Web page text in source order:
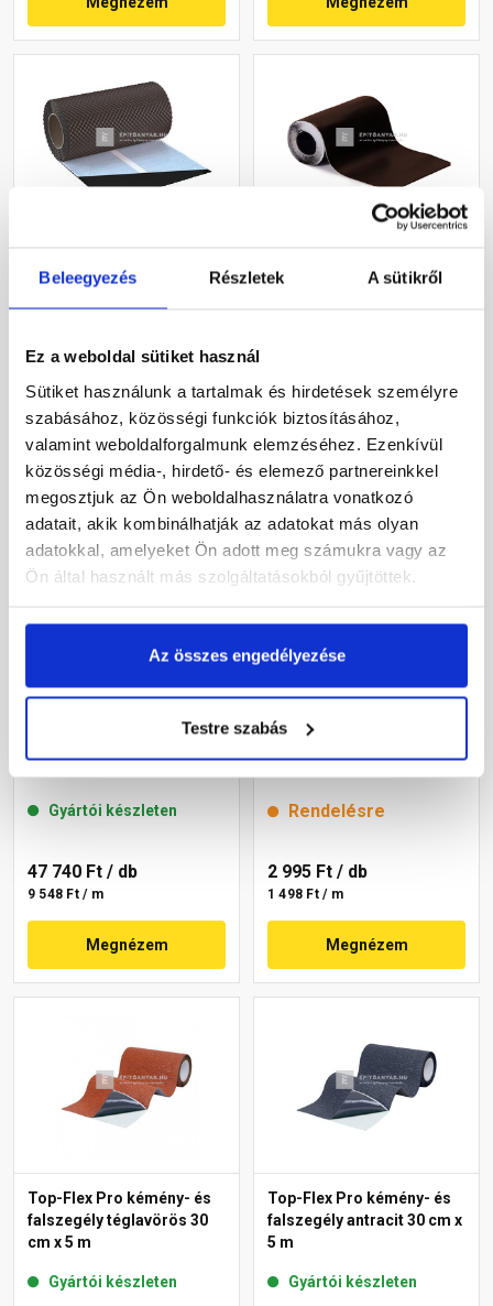
Beleegyezés Részletek A sütikről
Ez a weboldal sütiket használ
Sütiket használunk a tartalmak és hirdetések személyre
szabásához, közösségi funkciók biztosításához,
valamint weboldalforgalmunk elemzéséhez. Ezenkívül
közösségi média-, hirdető- és elemező partnereinkkel
megosztjuk az Ön weboldalhasználatra vonatkozó
adatait, akik kombinálhatják az adatokat más olyan
adatokkal, amelyeket Ön adott meg számukra vagy az
Ön által használt más szolgáltatásokból gyűjtöttek.
Az összes engedélyezése
Testre szabás
barna 30 cm x 5 m
18 230 Ft/ tekercs
3 646 Ft / m
Megnézem
flexibilis kémény és
36 030 Ft/ db
7 206 Ft / m
Megnézem
Easy-Form kémény- és
Gyártói készleten
47 740 Ft / db
9 548 Ft / m
Megnézem
Kémény- és falszegély
Rendelésre
2 995 Ft / db
1 498 Ft / m
Megnézem
Top-Flex Pro kémény- és
falszegély téglavörös 30
cm x 5 m
Gyártói készleten
Top-Flex Pro kémény- és
falszegély antracit 30 cm x
5 m
Gyártói készleten